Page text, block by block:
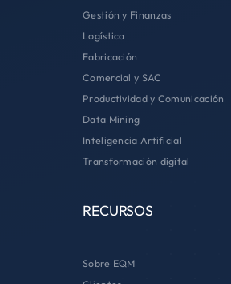
Gestión y Finanzas
Logística
Fabricación
Comercial y SAC
Productividad y Comunicación
Data Mining
Inteligencia Artificial
Transformación digital
RECURSOS
Sobre EQM